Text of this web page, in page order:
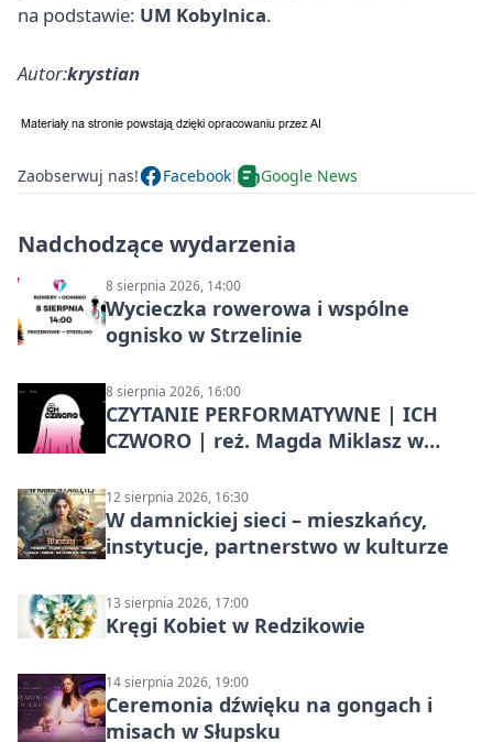
na podstawie: UM Kobylnica.
Autor:krystian
Zaobserwuj nas! Facebook Google News
Nadchodzące wydarzenia
8 sierpnia 2026, 14:00
Wycieczka rowerowa i wspólne
ognisko w Strzelinie
8 sierpnia 2026, 16:00
CZYTANIE PERFORMATYWNE | ICH
CZWORO | reż. Magda Miklasz w
12 sierpnia 2026, 16:30
W damnickiej sieci – mieszkańcy,
instytucje, partnerstwo w kulturze
13 sierpnia 2026, 17:00
Kręgi Kobiet w Redzikowie
14 sierpnia 2026, 19:00
Ceremonia dźwięku na gongach i
misach w Słupsku